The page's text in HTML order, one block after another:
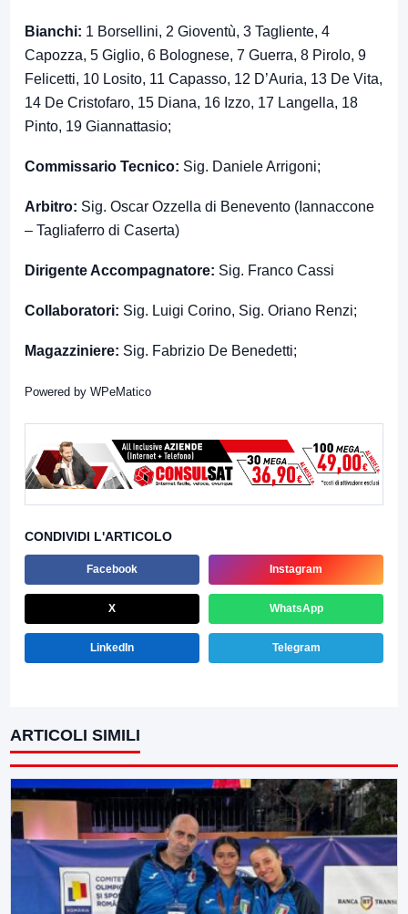
Bianchi: 1 Borsellini, 2 Gioventù, 3 Tagliente, 4
Capozza, 5 Giglio, 6 Bolognese, 7 Guerra, 8 Pirolo, 9
Felicetti, 10 Losito, 11 Capasso, 12 D’Auria, 13 De Vita,
14 De Cristofaro, 15 Diana, 16 Izzo, 17 Langella, 18
Pinto, 19 Giannattasio;
Commissario Tecnico: Sig. Daniele Arrigoni;
Arbitro: Sig. Oscar Ozzella di Benevento (Iannaccone
– Tagliaferro di Caserta)
Dirigente Accompagnatore: Sig. Franco Cassi
Collaboratori: Sig. Luigi Corino, Sig. Oriano Renzi;
Magazziniere: Sig. Fabrizio De Benedetti;
Powered by WPeMatico
CONDIVIDI L'ARTICOLO
Facebook Instagram
X WhatsApp
LinkedIn Telegram
ARTICOLI SIMILI